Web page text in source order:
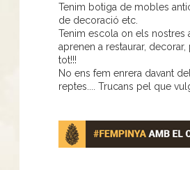
Tenim botiga de mobles
de decoració etc.
Tenim escola on els nostres
aprenen a restaurar, decorar,
tot!!!
No ens fem enrera davant
reptes.... Trucans pel que